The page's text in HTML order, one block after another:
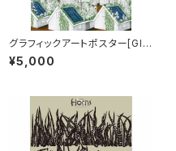
グラフィックアートポスター[Glo
bal Warming Prevention] B
2サイズ
¥5,000